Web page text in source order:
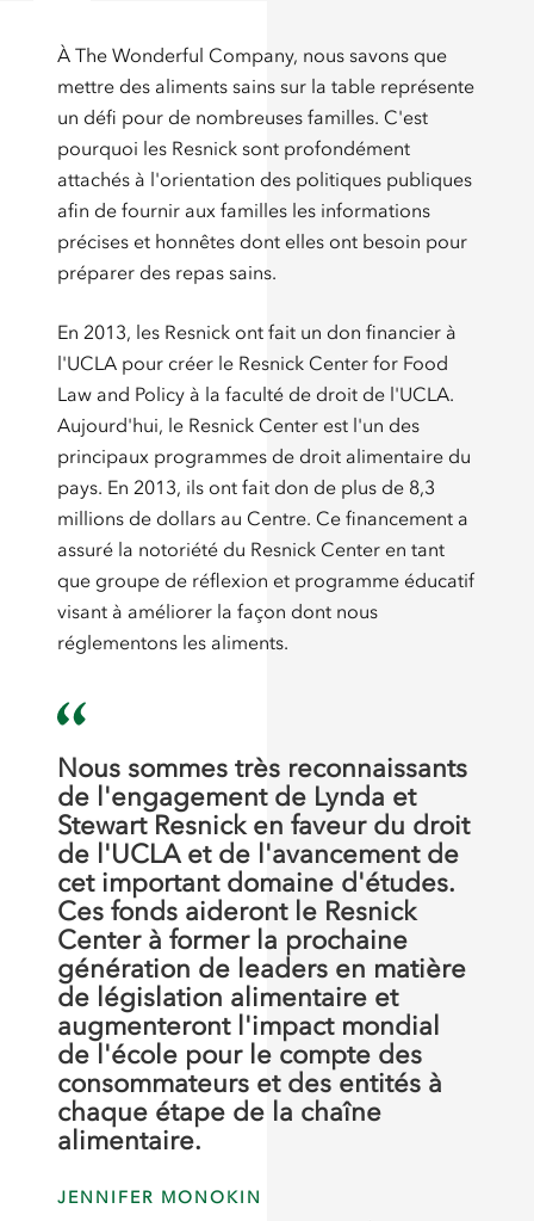
À The Wonderful Company, nous savons que
mettre des aliments sains sur la table représente
un défi pour de nombreuses familles. C'est
pourquoi les Resnick sont profondément
attachés à l'orientation des politiques publiques
afin de fournir aux familles les informations
précises et honnêtes dont elles ont besoin pour
préparer des repas sains.
En 2013, les Resnick ont fait un don financier à
l'UCLA pour créer le Resnick Center for Food
Law and Policy à la faculté de droit de l'UCLA.
Aujourd'hui, le Resnick Center est l'un des
principaux programmes de droit alimentaire du
pays. En 2013, ils ont fait don de plus de 8,3
millions de dollars au Centre. Ce financement a
assuré la notoriété du Resnick Center en tant
que groupe de réflexion et programme éducatif
visant à améliorer la façon dont nous
réglementons les aliments.
Nous sommes très reconnaissants
de l'engagement de Lynda et
Stewart Resnick en faveur du droit
de l'UCLA et de l'avancement de
cet important domaine d'études.
Ces fonds aideront le Resnick
Center à former la prochaine
génération de leaders en matière
de législation alimentaire et
augmenteront l'impact mondial
de l'école pour le compte des
consommateurs et des entités à
chaque étape de la chaîne
alimentaire.
JENNIFER MONOKIN